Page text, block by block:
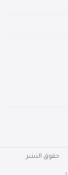
حقوق النشر